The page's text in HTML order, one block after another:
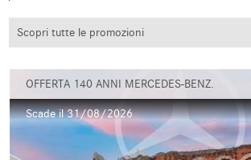
Scopri tutte le promozioni
OFFERTA 140 ANNI MERCEDES-BENZ.
Scade il 31/08/2026